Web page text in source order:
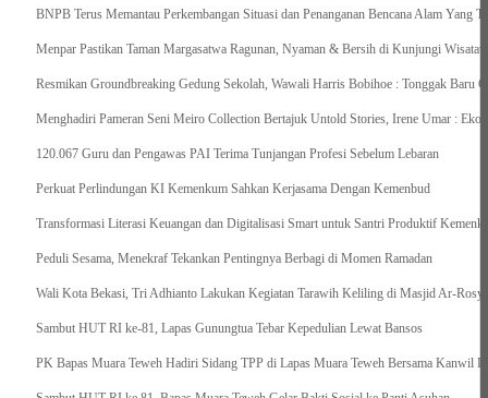
BNPB Terus Memantau Perkembangan Situasi dan Penanganan Bencana Alam Yang
Menpar Pastikan Taman Margasatwa Ragunan, Nyaman & Bersih di Kunjungi
Resmikan Groundbreaking Gedung Sekolah, Wawali Harris Bobihoe : Tonggak Baru
Menghadiri Pameran Seni Meiro Collection Bertajuk Untold Stories, Irene Umar :
120.067 Guru dan Pengawas PAI Terima Tunjangan Profesi Sebelum Lebaran
Perkuat Perlindungan KI Kemenkum Sahkan Kerjasama Dengan Kemenbud
Transformasi Literasi Keuangan dan Digitalisasi Smart untuk Santri Produktif
Peduli Sesama, Menekraf Tekankan Pentingnya Berbagi di Momen Ramadan
Wali Kota Bekasi, Tri Adhianto Lakukan Kegiatan Tarawih Keliling di Masjid Ar-
Sambut HUT RI ke-81, Lapas Gunungtua Tebar Kepedulian Lewat Bansos
‎PK Bapas Muara Teweh Hadiri Sidang TPP di Lapas Muara Teweh Bersama Kanwil